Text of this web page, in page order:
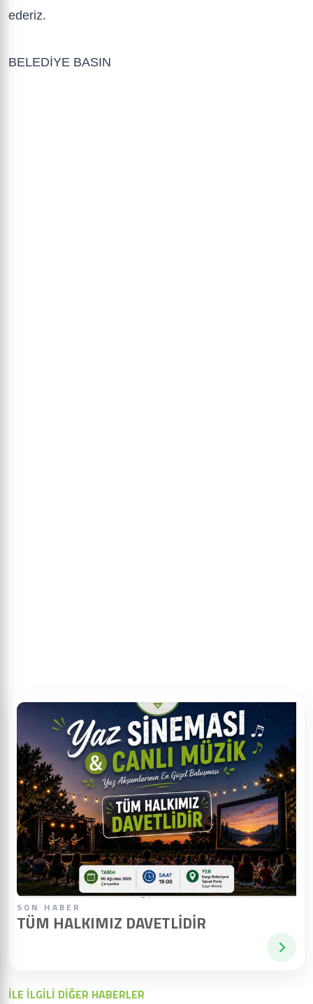
ederiz.
BELEDİYE BASIN
SON HABER
TÜM HALKIMIZ DAVETLIDIR
İLE İLGİLİ DİĞER HABERLER